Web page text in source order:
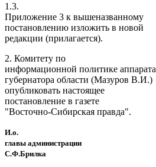
1.3.
Приложение 3 к вышеназванному
постановлению изложить в новой
редакции (прилагается).
2. Комитету по
информационной политике аппарата
губернатора области (Мазуров В.И.)
опубликовать настоящее
постановление в газете
"Восточно-Сибирская правда".
И.о.
главы администрации
С.Ф.Брилка